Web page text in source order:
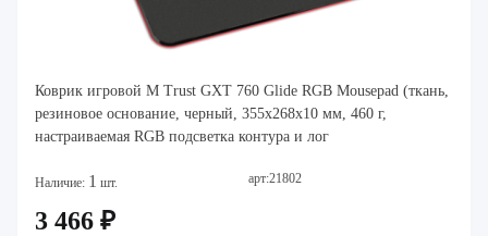
Коврик игровой M Trust GXT 760 Glide RGB Mousepad (ткань,
резиновое основание, черный, 355x268x10 мм, 460 г,
настраиваемая RGB подсветка контура и лог
Наличие: 1 шт. арт:21802
3 466 ₽